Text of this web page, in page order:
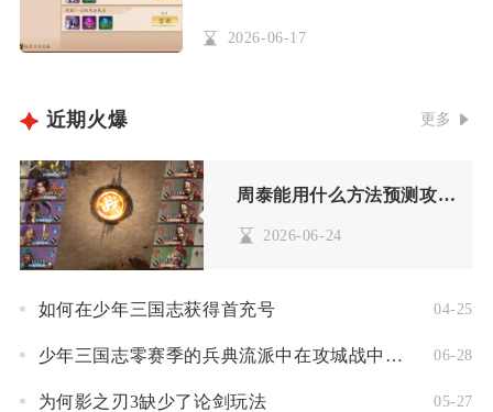
2026-06-17
近期火爆 更多
周泰能用什么方法预测攻城掠地的结果
2026-06-24
如何在少年三国志获得首充号 04-25
少年三国志零赛季的兵典流派中在攻城战中起作用的有哪些 06-28
为何影之刃3缺少了论剑玩法 05-27